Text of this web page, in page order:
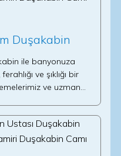
Duşakabin
ile banyonuza
ve şıklığı bir
ve uzman…